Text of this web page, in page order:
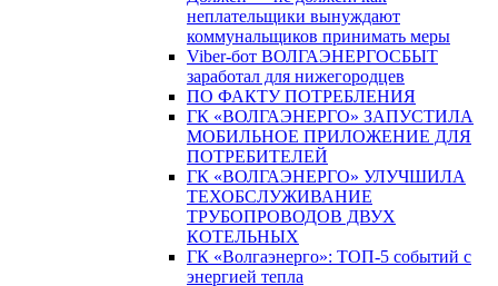
неплательщики вынуждают
коммунальщиков принимать меры
Viber-бот ВОЛГАЭНЕРГОСБЫТ
заработал для нижегородцев
ПО ФАКТУ ПОТРЕБЛЕНИЯ
ГК «ВОЛГАЭНЕРГО» ЗАПУСТИЛА
МОБИЛЬНОЕ ПРИЛОЖЕНИЕ ДЛЯ
ПОТРЕБИТЕЛЕЙ
ГК «ВОЛГАЭНЕРГО» УЛУЧШИЛА
ТЕХОБСЛУЖИВАНИЕ
ТРУБОПРОВОДОВ ДВУХ
КОТЕЛЬНЫХ
ГК «Волгаэнерго»: ТОП-5 событий с
энергией тепла